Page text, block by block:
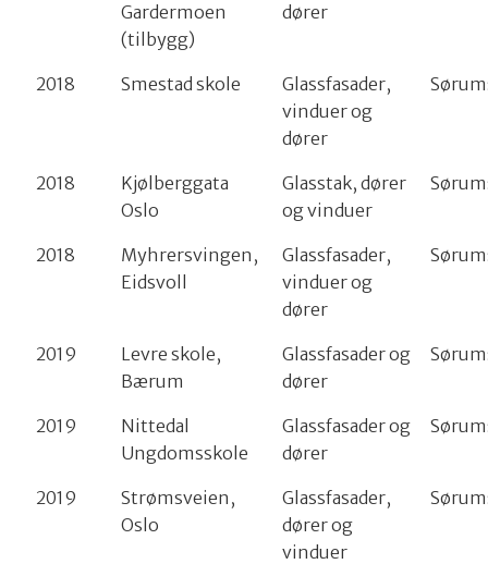
Gardermoen
(tilbygg)
dører
2018 Smestad skole
Glassfasader,
vinduer og
dører
2018
Kjølberggata
Oslo
Glasstak, dører
og vinduer
2018
Myhrersvingen,
Eidsvoll
Glassfasader,
vinduer og
dører
2019
Levre skole,
Bærum
Glassfasader og
dører
2019
Nittedal
Ungdomsskole
Glassfasader og
dører
2019
Strømsveien,
Oslo
Glassfasader,
dører og
vinduer